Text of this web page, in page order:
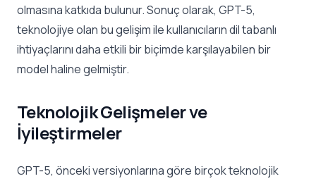
olmasına katkıda bulunur. Sonuç olarak, GPT-5,
teknolojiye olan bu gelişim ile kullanıcıların dil tabanlı
ihtiyaçlarını daha etkili bir biçimde karşılayabilen bir
model haline gelmiştir.
Teknolojik Gelişmeler ve
İyileştirmeler
GPT-5, önceki versiyonlarına göre birçok teknolojik